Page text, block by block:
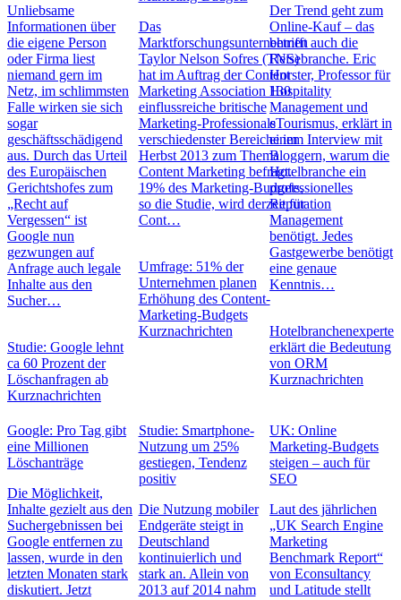
Unliebsame
Informationen über
die eigene Person
oder Firma liest
niemand gern im
Netz, im schlimmsten
Falle wirken sie sich
sogar
geschäftsschädigend
aus. Durch das Urteil
des Europäischen
Gerichtshofes zum
„Recht auf
Vergessen“ ist
Google nun
gezwungen auf
Anfrage auch legale
Inhalte aus den
Sucher…
Studie: Google lehnt
ca 60 Prozent der
Löschanfragen ab
Kurznachrichten
Das
Marktforschungsunternehmen
Taylor Nelson Sofres (TNS)
hat im Auftrag der Content
Marketing Association 130
einflussreiche britische
Marketing-Professionals
verschiedenster Bereiche im
Herbst 2013 zum Thema
Content Marketing befragt.
19% des Marketing-Budgets,
so die Studie, wird derzeit für
Cont…
Umfrage: 51% der
Unternehmen planen
Erhöhung des Content-
Marketing-Budgets
Kurznachrichten
Der Trend geht zum
Online-Kauf – das
betrifft auch die
Reisebranche. Eric
Horster, Professor für
Hospitality
Management und
eTourismus, erklärt in
einem Interview mit
Bloggern, warum die
Hotelbranche ein
professionelles
Reputation
Management
benötigt. Jedes
Gastgewerbe benötigt
eine genaue
Kenntnis…
Hotelbranchenexperte
erklärt die Bedeutung
von ORM
Kurznachrichten
Google: Pro Tag gibt
eine Millionen
Löschanträge
Die Möglichkeit,
Inhalte gezielt aus den
Suchergebnissen bei
Google entfernen zu
lassen, wurde in den
letzten Monaten stark
diskutiert. Jetzt
Studie: Smartphone-
Nutzung um 25%
gestiegen, Tendenz
positiv
Die Nutzung mobiler
Endgeräte steigt in
Deutschland
kontinuierlich und
stark an. Allein von
2013 auf 2014 nahm
UK: Online
Marketing-Budgets
steigen – auch für
SEO
Laut des jährlichen
„UK Search Engine
Marketing
Benchmark Report“
von Econsultancy
und Latitude stellt